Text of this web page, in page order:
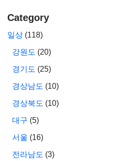
Category
일상 (118)
강원도 (20)
경기도 (25)
경상남도 (10)
경상북도 (10)
대구 (5)
서울 (16)
전라남도 (3)